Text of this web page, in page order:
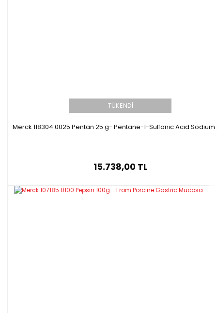
TÜKENDİ
Merck 118304.0025 Pentan 25 g- Pentane-1-Sulfonic Acid Sodium
15.738,00 TL